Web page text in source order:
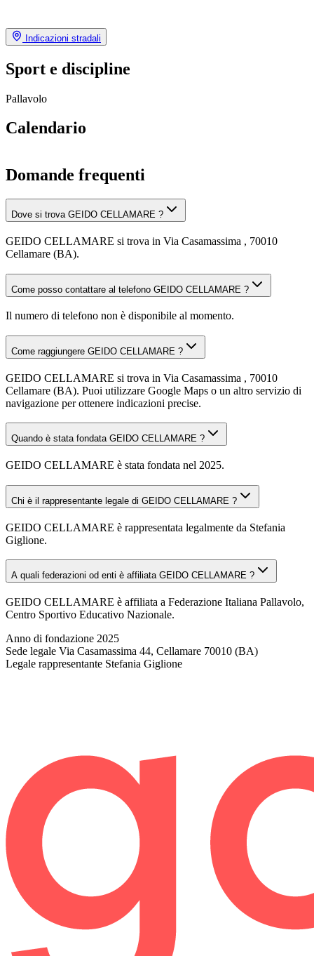
Indicazioni stradali
Sport e discipline
Pallavolo
Calendario
Domande frequenti
Dove si trova GEIDO CELLAMARE ?
GEIDO CELLAMARE si trova in Via Casamassima , 70010
Cellamare (BA).
Come posso contattare al telefono GEIDO CELLAMARE ?
Il numero di telefono non è disponibile al momento.
Come raggiungere GEIDO CELLAMARE ?
GEIDO CELLAMARE si trova in Via Casamassima , 70010
Cellamare (BA). Puoi utilizzare Google Maps o un altro servizio di
navigazione per ottenere indicazioni precise.
Quando è stata fondata GEIDO CELLAMARE ?
GEIDO CELLAMARE è stata fondata nel 2025.
Chi è il rappresentante legale di GEIDO CELLAMARE ?
GEIDO CELLAMARE è rappresentata legalmente da Stefania
Giglione.
A quali federazioni od enti è affiliata GEIDO CELLAMARE ?
GEIDO CELLAMARE è affiliata a Federazione Italiana Pallavolo,
Centro Sportivo Educativo Nazionale.
Anno di fondazione 2025
Sede legale Via Casamassima 44, Cellamare 70010 (BA)
Legale rappresentante Stefania Giglione